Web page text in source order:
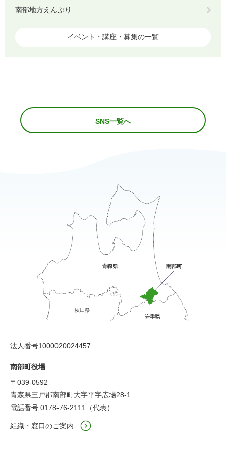
南部地方えんぶり
イベント・講座・募集の一覧
SNS一覧へ
法人番号1000020024457
南部町役場
〒039-0592
青森県三戸郡南部町大字平字広場28-1
電話番号 0178-76-2111（代表）
組織・窓口のご案内